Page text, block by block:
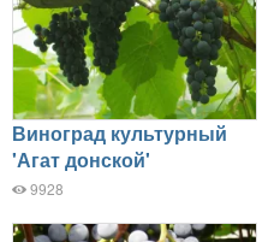
Виноград культурный
'Агат донской'
9928